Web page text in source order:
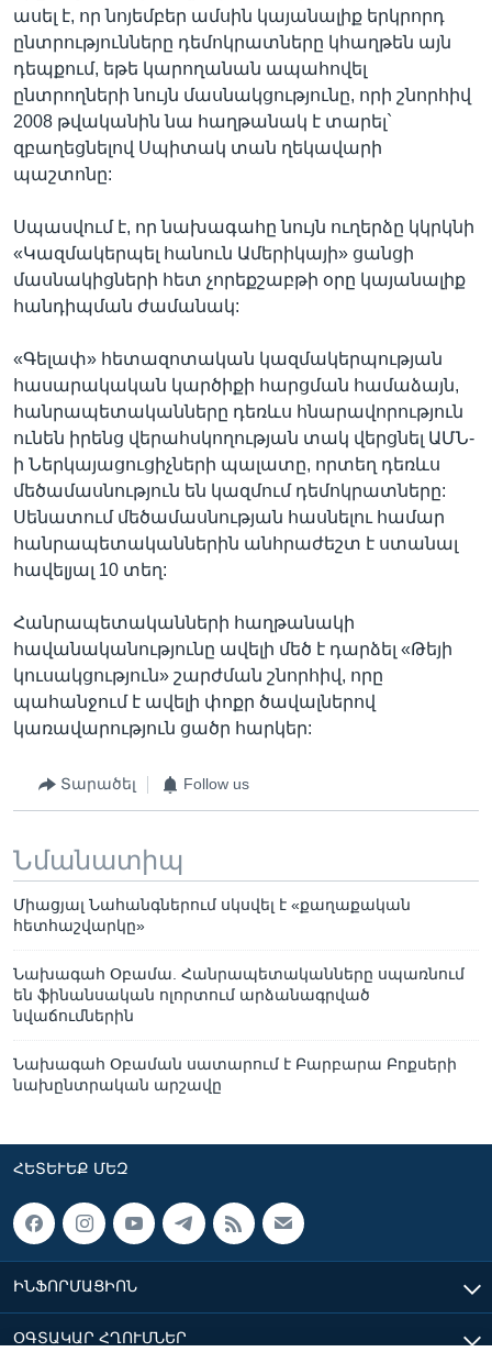
ասել է, որ նոյեմբեր ամսին կայանալիք երկրորդ
ընտրությունները դեմոկրատները կհաղթեն այն
դեպքում, եթե կարողանան ապահովել
ընտրողների նույն մասնակցությունը, որի շնորհիվ
2008 թվականին նա հաղթանակ է տարել`
զբաղեցնելով Սպիտակ տան ղեկավարի
պաշտոնը:
Սպասվում է, որ նախագահը նույն ուղերձը կկրկնի
«Կազմակերպել հանուն Ամերիկայի» ցանցի
մասնակիցների հետ չորեքշաբթի օրը կայանալիք
հանդիպման ժամանակ:
«Գելափ» հետազոտական կազմակերպության
հասարակական կարծիքի հարցման համաձայն,
հանրապետականները դեռևս հնարավորություն
ունեն իրենց վերահսկողության տակ վերցնել ԱՄՆ-
ի Ներկայացուցիչների պալատը, որտեղ դեռևս
մեծամասնություն են կազմում դեմոկրատները:
Սենատում մեծամասնության հասնելու համար
հանրապետականներին անհրաժեշտ է ստանալ
հավելյալ 10 տեղ:
Հանրապետականների հաղթանակի
հավանականությունը ավելի մեծ է դարձել «Թեյի
կուսակցություն» շարժման շնորհիվ, որը
պահանջում է ավելի փոքր ծավալներով
կառավարություն ցածր հարկեր:
Տարածել Follow us
Նմանատիպ
Միացյալ Նահանգներում սկսվել է «քաղաքական
հետհաշվարկը»
Նախագահ Օբամա. Հանրապետականները սպառնում
են ֆինանսական ոլորտում արձանագրված
նվաճումներին
Նախագահ Օբաման սատարում է Բարբարա Բոքսերի
նախընտրական արշավը
ՀԵՏԵՒԵՔ ՄԵԶ
ԻՆՖՈՐՄԱՑԻՈՆ
ՕԳՏԱԿԱՐ ՀՂՈՒՄՆԵՐ